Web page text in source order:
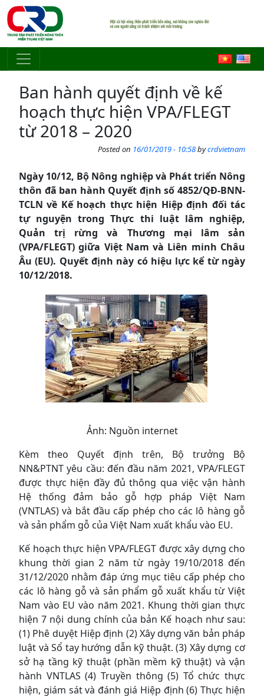
Skip to main content
Ban hành quyết định về kế
hoạch thực hiện VPA/FLEGT
từ 2018 – 2020
Posted on 16/01/2019 - 10:58bycrdvietnam
Ngày 10/12, Bộ Nông nghiệp và Phát triển Nông
thôn đã ban hành Quyết định số 4852/QĐ-BNN-
TCLN về Kế hoạch thực hiện Hiệp định đối tác
tự nguyện trong Thực thi luật lâm nghiệp,
Quản trị rừng và Thương mại lâm sản
(VPA/FLEGT) giữa Việt Nam và Liên minh Châu
Âu (EU). Quyết định này có hiệu lực kể từ ngày
10/12/2018.
Ảnh: Nguồn internet
Kèm theo Quyết định trên, Bộ trưởng Bộ
NN&PTNT yêu cầu: đến đầu năm 2021, VPA/FLEGT
được thực hiện đầy đủ thông qua việc vận hành
Hệ thống đảm bảo gỗ hợp pháp Việt Nam
(VNTLAS) và bắt đầu cấp phép cho các lô hàng gỗ
và sản phẩm gỗ của Việt Nam xuất khẩu vào EU.
Kế hoạch thực hiện VPA/FLEGT được xây dựng cho
khung thời gian 2 năm từ ngày 19/10/2018 đến
31/12/2020 nhằm đáp ứng mục tiêu cấp phép cho
các lô hàng gỗ và sản phẩm gỗ xuất khẩu từ Việt
Nam vào EU vào năm 2021. Khung thời gian thực
hiện 7 nội dung chính của bản Kế hoạch như sau:
(1) Phê duyệt Hiệp định (2) Xây dựng văn bản pháp
luật và Sổ tay hướng dẫn kỹ thuật. (3) Xây dựng cơ
sở hạ tầng kỹ thuật (phần mềm kỹ thuật) và vận
hành VNTLAS (4) Truyền thông (5) Tổ chức thực
hiện, giám sát và đánh giá Hiệp định (6) Thực hiện